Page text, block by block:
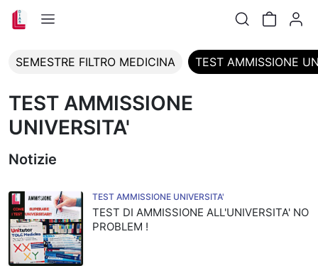
SEMESTRE FILTRO MEDICINA TEST AMMISSIONE
TEST AMMISSIONE
UNIVERSITA'
Notizie
TEST AMMISSIONE UNIVERSITA'
TEST DI AMMISSIONE ALL'UNIVERSITA' NO
PROBLEM !